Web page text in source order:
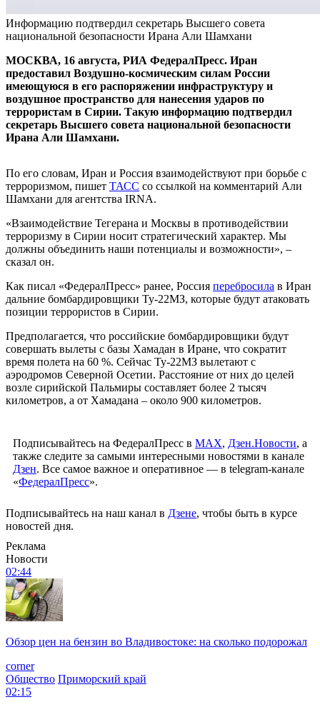
Информацию подтвердил секретарь Высшего совета
национальной безопасности Ирана Али Шамхани
МОСКВА, 16 августа, РИА ФедералПресс. Иран
предоставил Воздушно-космическим силам России
имеющуюся в его распоряжении инфраструктуру и
воздушное пространство для нанесения ударов по
террористам в Сирии. Такую информацию подтвердил
секретарь Высшего совета национальной безопасности
Ирана Али Шамхани.
По его словам, Иран и Россия взаимодействуют при борьбе с
терроризмом, пишет ТАСС со ссылкой на комментарий Али
Шамхани для агентства IRNA.
«Взаимодействие Тегерана и Москвы в противодействии
терроризму в Сирии носит стратегический характер. Мы
должны объединить наши потенциалы и возможности», –
сказал он.
Как писал «ФедералПресс» ранее, Россия перебросила в Иран
дальние бомбардировщики Ту-22МЗ, которые будут атаковать
позиции террористов в Сирии.
Предполагается, что российские бомбардировщики будут
совершать вылеты с базы Хамадан в Иране, что сократит
время полета на 60 %. Сейчас Ту-22МЗ вылетают с
аэродромов Северной Осетии. Расстояние от них до целей
возле сирийской Пальмиры составляет более 2 тысяч
километров, а от Хамадана – около 900 километров.
Подписывайтесь на ФедералПресс в МАХ, Дзен.Новости, а
также следите за самыми интересными новостями в канале
Дзен. Все самое важное и оперативное — в telegram-канале
«ФедералПресс».
Подписывайтесь на наш канал в Дзене, чтобы быть в курсе
новостей дня.
Реклама
Новости
02:44
Обзор цен на бензин во Владивостоке: на сколько подорожал
corner
Общество Приморский край
02:15